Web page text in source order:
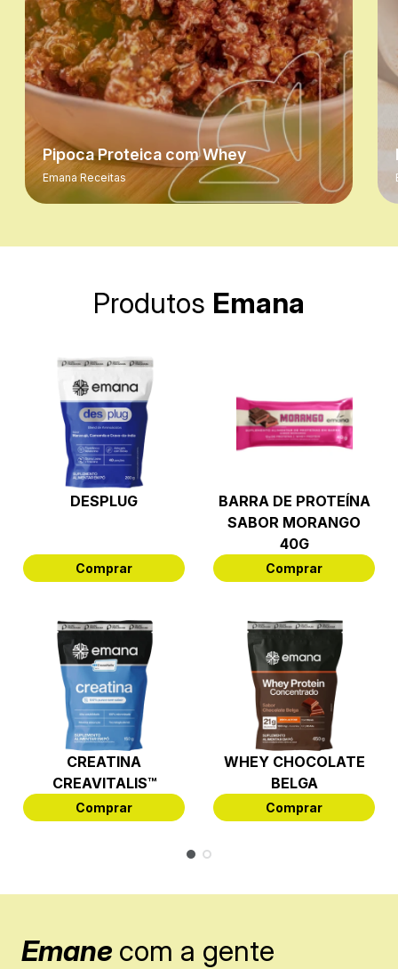
Pipoca Proteica com Whey
Emana Receitas
Produtos Emana
DESPLUG
Comprar
BARRA DE PROTEÍNA
SABOR MORANGO
40G
Comprar
CREATINA
CREAVITALIS™
Comprar
WHEY CHOCOLATE
BELGA
Comprar
Emane com a gente